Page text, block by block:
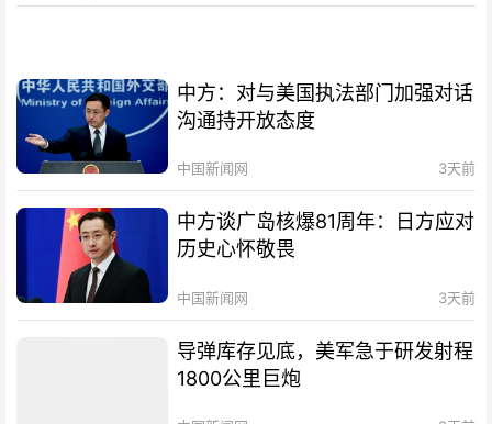
中方：对与美国执法部门加强对话
沟通持开放态度
中国新闻网 3天前
中方谈广岛核爆81周年：日方应对
历史心怀敬畏
中国新闻网 3天前
导弹库存见底，美军急于研发射程
1800公里巨炮